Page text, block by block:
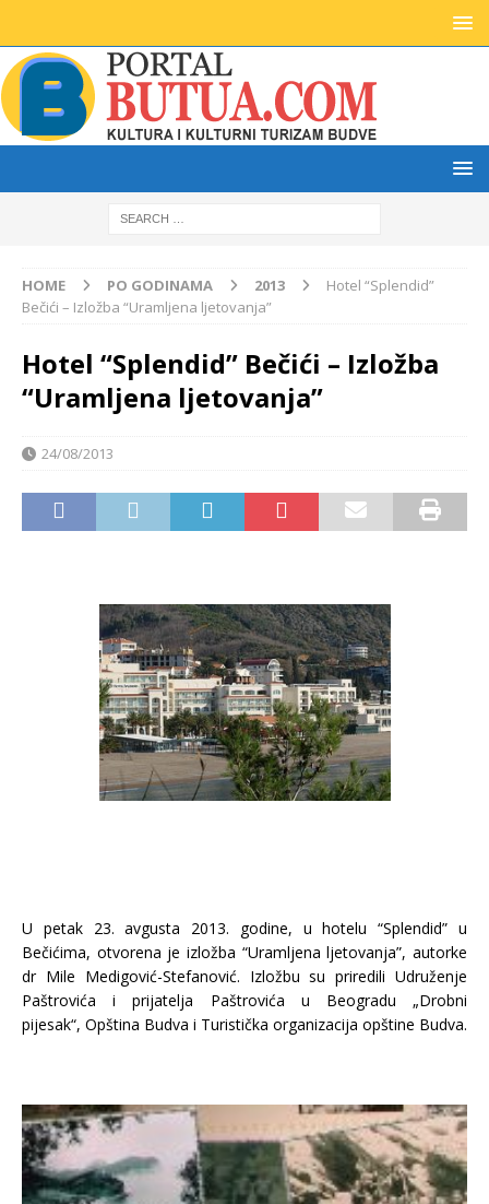
HOME PO GODINAMA 2013
Hotel “Splendid”
Bečići – Izložba “Uramljena ljetovanja”
Hotel “Splendid” Bečići – Izložba
“Uramljena ljetovanja”
24/08/2013
U petak 23. avgusta 2013. godine, u hotelu “Splendid” u
Bečićima, otvorena je izložba “Uramljena ljetovanja”, autorke
dr Mile Medigović-Stefanović. Izložbu su priredili Udruženje
Paštrovića i prijatelja Paštrovića u Beogradu „Drobni
pijesak“, Opština Budva i Turistička organizacija opštine Budva.